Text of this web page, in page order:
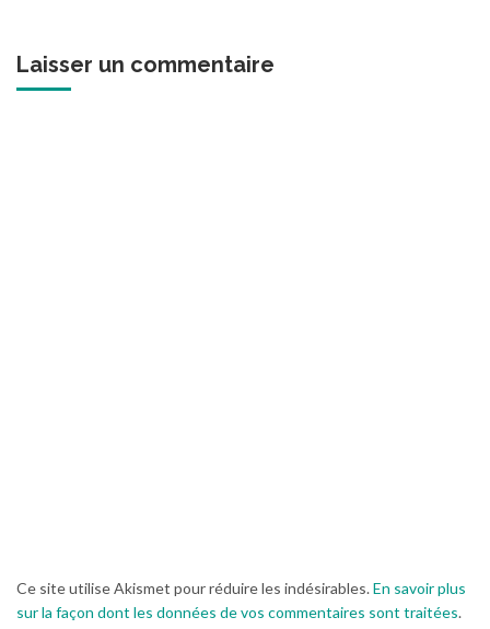
Laisser un commentaire
Ce site utilise Akismet pour réduire les indésirables.En savoir plus
sur la façon dont les données de vos commentaires sont traitées.